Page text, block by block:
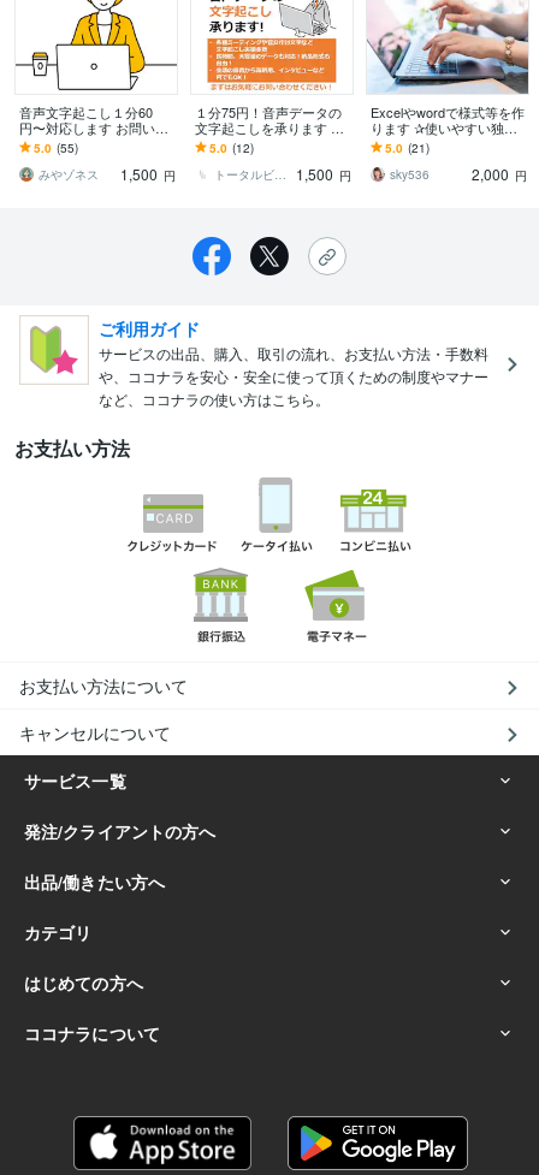
音声文字起こし１分60
円〜対応します お問い合
わせにはなるべく迅速に
対応します!
5.0 (55)
みやゾネス
1,500 円
１分75円！音声データの
文字起こしを承ります 会
議の録音やインタビュ
ー、裁判用等、何でもO
K！
5.0 (12)
トータルビジネスサポート事務所 Qii
1,500 円
Excelやwordで様式等を作
ります ✰使いやすい独自
の様式が必要ありません
か？
5.0 (21)
sky536
2,000 円
ご利用ガイド
サービスの出品、購入、取引の流れ、お支払い方法・手数料
や、ココナラを安心・安全に使って頂くための制度やマナー
など、ココナラの使い方はこちら。
お支払い方法
お支払い方法について
キャンセルについて